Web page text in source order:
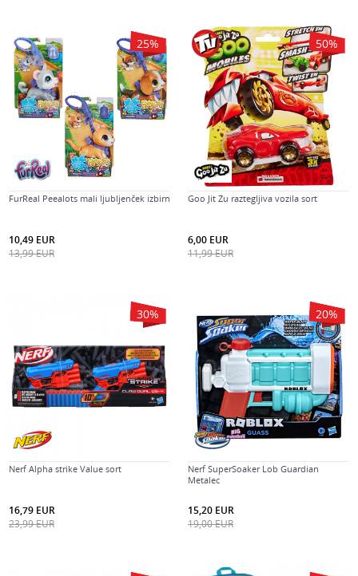
25%
FurReal Peealots mali ljubljenček izbirn
10,49 EUR
13,99EUR
50%
Goo Jit Zu raztegljiva vozila sort
6,00 EUR
11,99EUR
30%
Nerf Alpha strike Value sort
16,79 EUR
23,99EUR
20%
Nerf SuperSoaker Lob Guardian
Metalec
15,20 EUR
19,00EUR